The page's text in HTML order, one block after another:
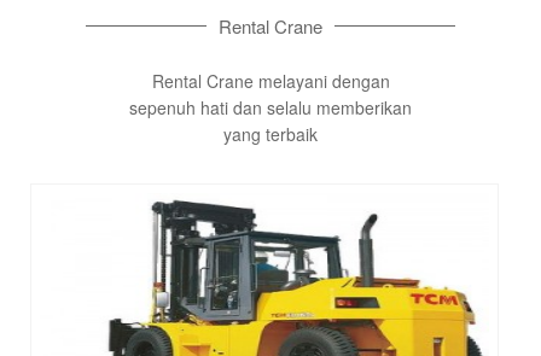
Rental Crane
Rental Crane melayani dengan
sepenuh hati dan selalu memberikan
yang terbaik